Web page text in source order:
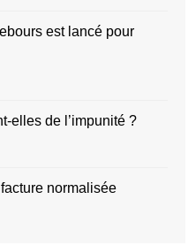
est lancé pour
elles de l’impunité ?
normalisée